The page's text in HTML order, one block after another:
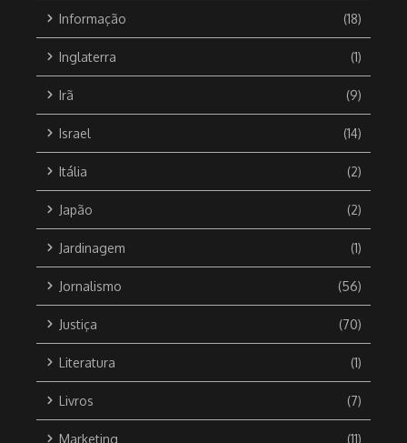
Informação (18)
Inglaterra (1)
Irã (9)
Israel (14)
Itália (2)
Japão (2)
Jardinagem (1)
Jornalismo (56)
Justiça (70)
Literatura (1)
Livros (7)
Marketing (11)